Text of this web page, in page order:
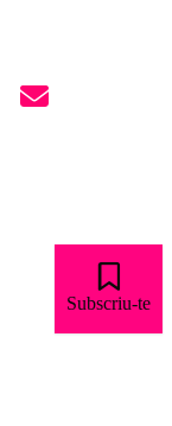
Subscriu-te